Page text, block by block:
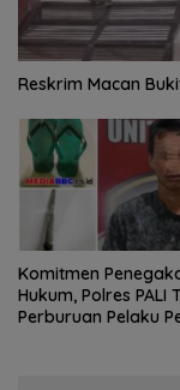
Reskrim Macan
Komitmen
Hukum, Polres PALI
Perburuan Pelaku